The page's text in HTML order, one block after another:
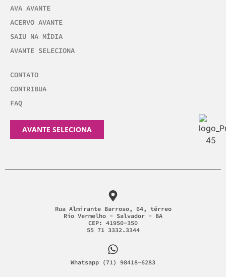
AVA AVANTE
ACERVO AVANTE
SAIU NA MÍDIA
AVANTE SELECIONA
CONTATO
CONTRIBUA
FAQ
AVANTE SELECIONA
Rua Almirante Barroso, 64, térreo
Rio Vermelho - Salvador - BA
CEP: 41950-350
55 71 3332.3344
Whatsapp (71) 98418-6283